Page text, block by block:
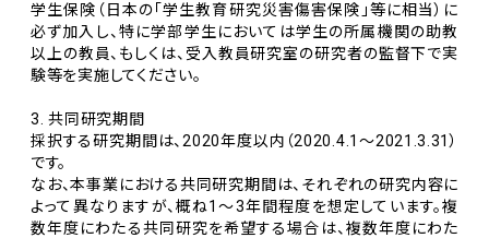
学生保険（日本の「学生教育研究災害傷害保険」等に相当）に
必ず加入し、特に学部学生においては学生の所属機関の助教
以上の教員、もしくは、受入教員研究室の研究者の監督下で実
験等を実施してください。
3. 共同研究期間
採択する研究期間は、2020年度以内（2020.4.1～2021.3.31）
です。
なお、本事業における共同研究期間は、それぞれの研究内容に
よって異なりますが、概ね1～3年間程度を想定しています。複
数年度にわたる共同研究を希望する場合は、複数年度にわた